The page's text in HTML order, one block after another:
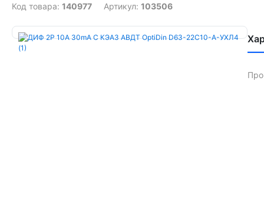
Код товара: 140977 Артикул: 103506